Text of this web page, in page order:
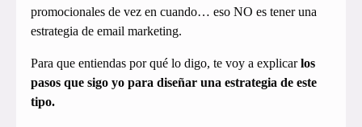
promocionales de vez en cuando… eso NO es tener una
estrategia de email marketing.
Para que entiendas por qué lo digo, te voy a explicarlos
pasos que sigo yo para diseñar una estrategia de este
tipo.